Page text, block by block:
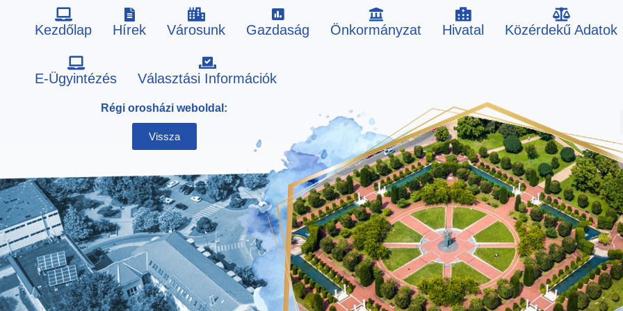
Kezdőlap Hírek Városunk Gazdaság Önkormányzat Hivatal Közérdekű Adatok
E-Ügyintézés Választási Információk
Régi orosházi weboldal:
Vissza